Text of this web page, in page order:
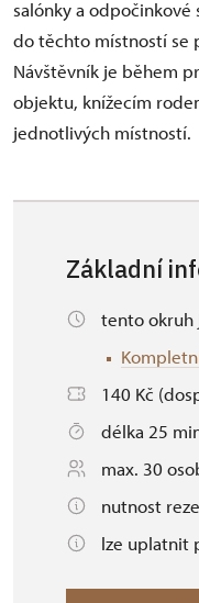
salónky a odpočinkové
do těchto místností se
Návštěvník je během
objektu, knížecím
jednotlivých místností.
Základní
tento okruh
140 Kč
délka 25
max. 30
nutnost
lze uplatnit